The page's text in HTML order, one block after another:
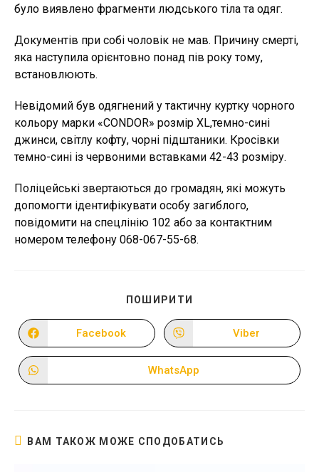
було виявлено фрагменти людського тіла та одяг.
Документів при собі чоловік не мав. Причину смерті,
яка наступила орієнтовно понад пів року тому,
встановлюють.
Невідомий був одягнений у тактичну куртку чорного
кольору марки «CONDOR» розмір XL,темно-сині
джинси, світлу кофту, чорні підштаники. Кросівки
темно-сині із червоними вставками 42-43 розміру.
Поліцейські звертаються до громадян, які можуть
допомогти ідентифікувати особу загиблого,
повідомити на спецлінію 102 або за контактним
номером телефону 068-067-55-68.
ПОШИРИТИ
ВМІСТОМ
Відкрити
в
новому
Facebook
Відкрити
в
новому
Viber
Відкрити
в
WhatsApp
ВАМ ТАКОЖ МОЖЕ СПОДОБАТИСЬ